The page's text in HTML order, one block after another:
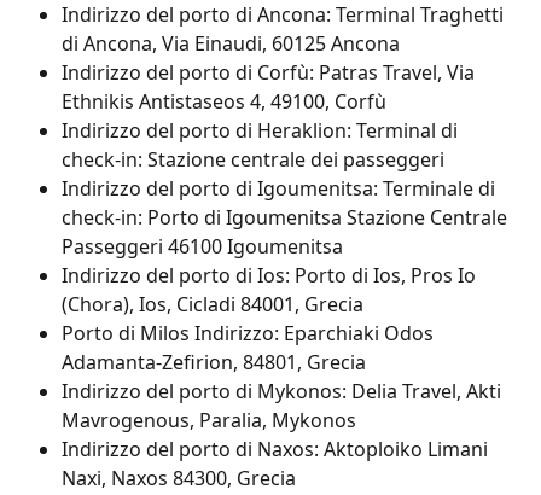
Indirizzo del porto di Ancona: Terminal Traghetti
di Ancona, Via Einaudi, 60125 Ancona
Indirizzo del porto di Corfù: Patras Travel, Via
Ethnikis Antistaseos 4, 49100, Corfù
Indirizzo del porto di Heraklion: Terminal di
check-in: Stazione centrale dei passeggeri
Indirizzo del porto di Igoumenitsa: Terminale di
check-in: Porto di Igoumenitsa Stazione Centrale
Passeggeri 46100 Igoumenitsa
Indirizzo del porto di Ios: Porto di Ios, Pros Io
(Chora), Ios, Cicladi 84001, Grecia
Porto di Milos Indirizzo: Eparchiaki Odos
Adamanta-Zefirion, 84801, Grecia
Indirizzo del porto di Mykonos: Delia Travel, Akti
Mavrogenous, Paralia, Mykonos
Indirizzo del porto di Naxos: Aktoploiko Limani
Naxi, Naxos 84300, Grecia